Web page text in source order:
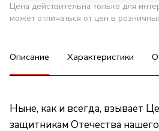
Цена действительна только для
может отличаться от цен в
Описание Характеристики
Ныне, как и всегда, взывает
защитникам Отечества